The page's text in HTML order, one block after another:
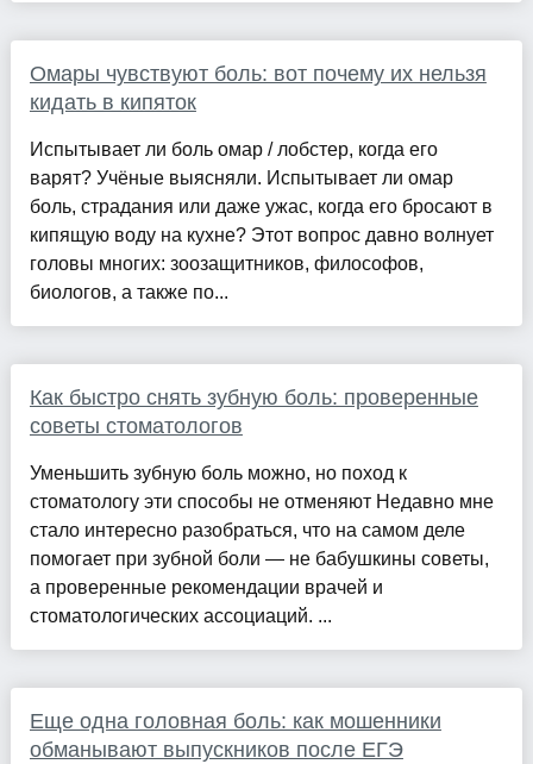
Омары чувствуют боль: вот почему их нельзя
кидать в кипяток
Испытывает ли боль омар / лобстер, когда его
варят? Учёные выясняли. Испытывает ли омар
боль, страдания или даже ужас, когда его бросают в
кипящую воду на кухне? Этот вопрос давно волнует
головы многих: зоозащитников, философов,
биологов, а также по...
Как быстро снять зубную боль: проверенные
советы стоматологов
Уменьшить зубную боль можно, но поход к
стоматологу эти способы не отменяют Недавно мне
стало интересно разобраться, что на самом деле
помогает при зубной боли — не бабушкины советы,
а проверенные рекомендации врачей и
стоматологических ассоциаций. ...
Еще одна головная боль: как мошенники
обманывают выпускников после ЕГЭ